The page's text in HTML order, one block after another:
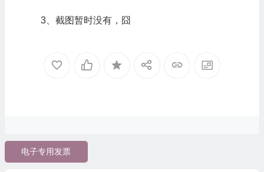
3、截图暂时没有，囧
电子专用发票